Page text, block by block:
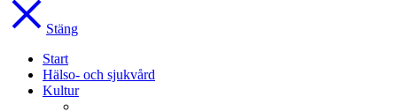
Stäng
Start
Hälso- och sjukvård
Kultur